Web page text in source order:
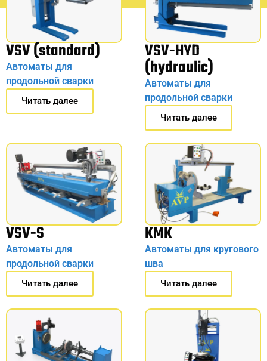
VSV (standard)
Автоматы для
продольной сварки
Читать далее
VSV-HYD
(hydraulic)
Автоматы для
продольной сварки
Читать далее
VSV-S
Автоматы для
продольной сварки
Читать далее
KMK
Автоматы для кругового
шва
Читать далее